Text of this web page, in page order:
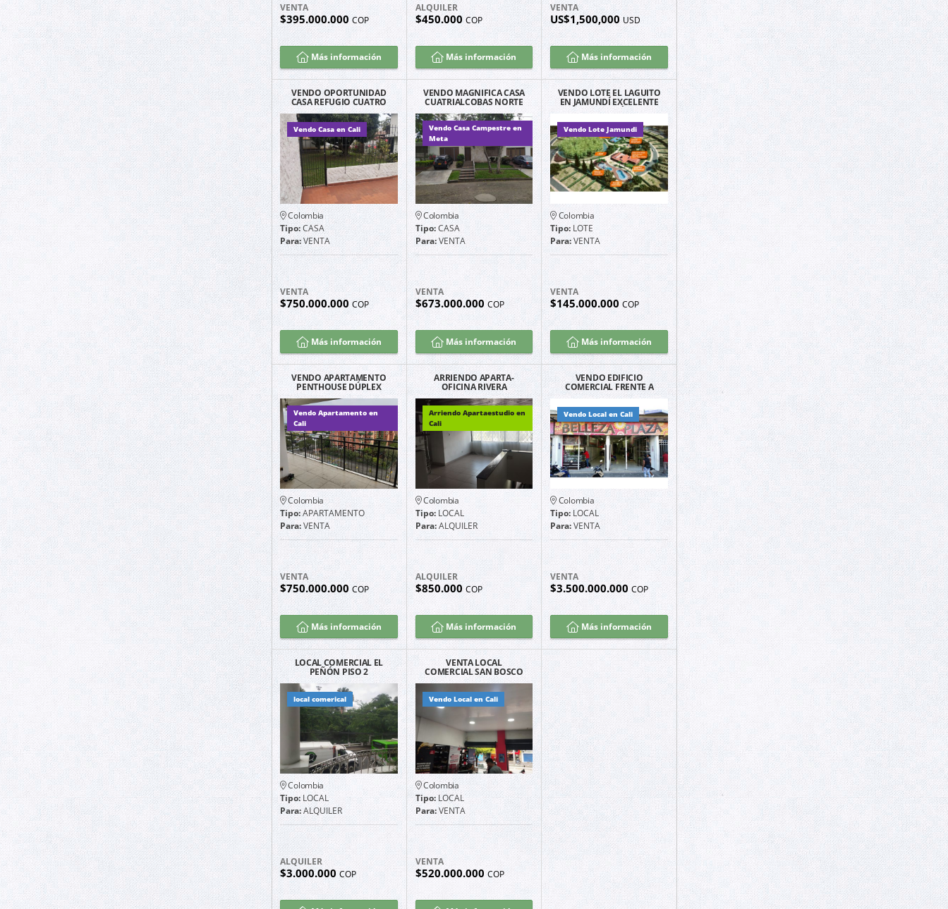
VENTA
$395.000.000 COP
Más información
ALQUILER
$450.000COP
Más información
VENTA
US$1,500,000USD
Más información
VENDO OPORTUNIDAD
CASA REFUGIO CUATRO
ALCOBAS
Vendo Casa en Cali
Colombia
Tipo:CASA
Para:VENTA
VENTA
$750.000.000COP
Más información
VENDO MAGNIFICA CASA
CUATRIALCOBAS NORTE
CALI BARRIO LA FLORA
Vendo Casa Campestre en
Meta
Colombia
Tipo:CASA
Para:VENTA
VENTA
$673.000.000 COP
Más información
VENDO LOTE EL LAGUITO
EN JAMUNDÍ EXCELENTE
UBICACIÓN
Vendo Lote Jamundi
Colombia
Tipo: LOTE
Para:VENTA
VENTA
$145.000.000COP
Más información
VENDO APARTAMENTO
PENTHOUSE DÚPLEX
FRENTE A CHIPICHAPE
NORTE DE CALI
Vendo Apartamento en
Cali
Colombia
Tipo:APARTAMENTO
Para:VENTA
VENTA
$750.000.000COP
Más información
ARRIENDO APARTA-
OFICINA RIVERA
GUAYACANES EXCELENTE
UBICACIÓN G2204
Arriendo Apartaestudio en
Cali
Colombia
Tipo:LOCAL
Para:ALQUILER
ALQUILER
$850.000COP
Más información
VENDO EDIFICIO
COMERCIAL FRENTE A
MIO SAN PEDRO EN CALI
Vendo Local en Cali
Colombia
Tipo:LOCAL
Para:VENTA
VENTA
$3.500.000.000COP
Más información
LOCAL COMERCIAL EL
PEÑÓN PISO 2
local comerical
Colombia
Tipo: LOCAL
Para:ALQUILER
ALQUILER
$3.000.000 COP
VENTA LOCAL
COMERCIAL SAN BOSCO
Vendo Local en Cali
Colombia
Tipo:LOCAL
Para:VENTA
VENTA
$520.000.000 COP